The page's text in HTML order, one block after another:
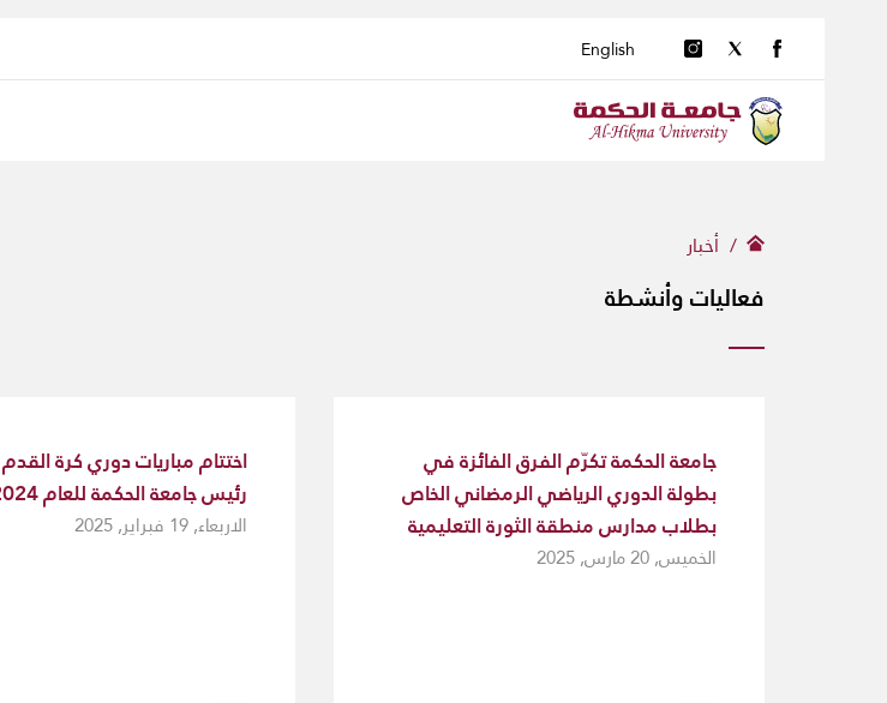
English
أخبار
فعاليات وأنشطة
جامعة الحكمة تكرّم الفرق الفائزة في
بطولة الدوري الرياضي الرمضاني الخاص
بطلاب مدارس منطقة الثورة التعليمية
الخميس, 20 مارس, 2025
اختتام مباريات دوري كرة
رئيس جامعة الحكمة للعام 2024-2025م
الاربعاء, 19 فبراير, 2025